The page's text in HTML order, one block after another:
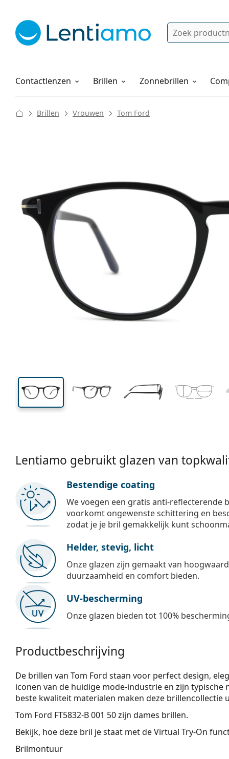
Zoek
Contactlenzen
Lenzenvloeistoffen Brillen Zonnebrillen
Hoe bestellen
Brillen Vrouwen Tom Ford
135 mm
Breedte
42 mm
Glashoogte Glasbreedte
Lentiamo gebruikt glazen van
Bestendige coating
We voegen een gratis anti-reflecterende
voorkomt ongewenste schittering en
zodat je je bril gemakkelijk kunt
Helder, stevig, licht
Onze glazen zijn gemaakt van
duurzaamheid en comfort bieden.
UV-bescherming
Onze glazen bieden tot 100%
Productbeschrijving
De brillen van Tom Ford staan voor perfect design,
iconen van de huidige mode-industrie en zijn
beste kwaliteit materialen maken deze brillencollectie
Tom Ford FT5832-B 001 50zijn dames brillen.
Bekijk, hoe deze bril je staat met de Virtual Try-On
Brilmontuur